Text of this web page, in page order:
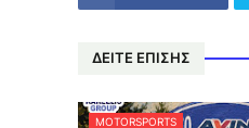
ΔΕΙΤΕ ΕΠΙΣΗΣ
MOTORSPORTS